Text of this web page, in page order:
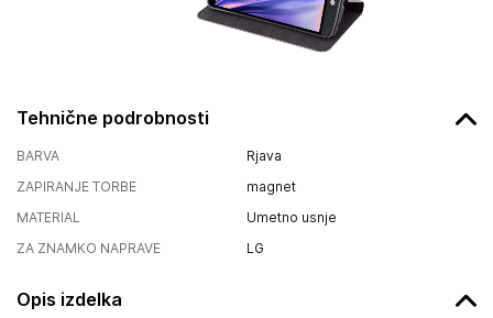
Tehnične podrobnosti
BARVA
Rjava
ZAPIRANJE TORBE
magnet
MATERIAL
Umetno usnje
ZA ZNAMKO NAPRAVE
LG
Opis izdelka